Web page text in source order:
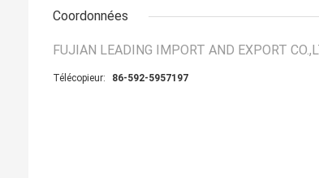
Coordonnées
FUJIAN LEADING IMPORT AND EXPORT
Télécopieur: 86-592-5957197